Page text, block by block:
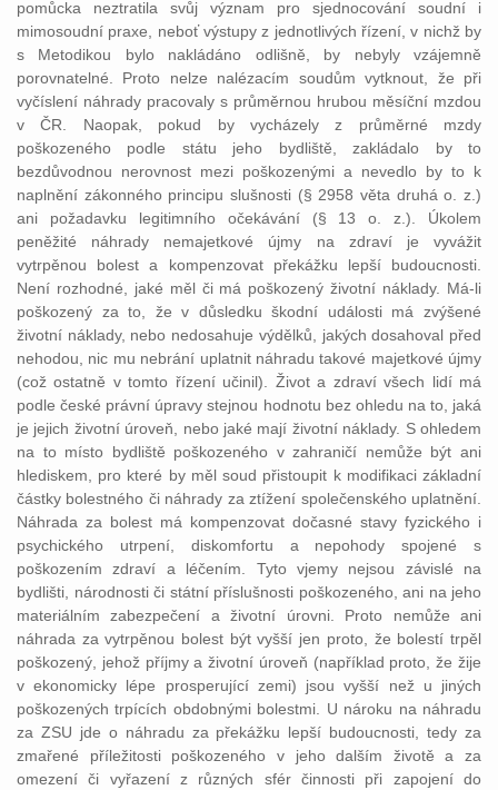
pomůcka neztratila svůj význam pro sjednocování soudní i
mimosoudní praxe, neboť výstupy z jednotlivých řízení, v nichž by
s Metodikou bylo nakládáno odlišně, by nebyly vzájemně
porovnatelné. Proto nelze nalézacím soudům vytknout, že při
vyčíslení náhrady pracovaly s průměrnou hrubou měsíční mzdou
v ČR. Naopak, pokud by vycházely z průměrné mzdy
poškozeného podle státu jeho bydliště, zakládalo by to
bezdůvodnou nerovnost mezi poškozenými a nevedlo by to k
naplnění zákonného principu slušnosti (§ 2958 věta druhá o. z.)
ani požadavku legitimního očekávání (§ 13 o. z.). Úkolem
peněžité náhrady nemajetkové újmy na zdraví je vyvážit
vytrpěnou bolest a kompenzovat překážku lepší budoucnosti.
Není rozhodné, jaké měl či má poškozený životní náklady. Má-li
poškozený za to, že v důsledku škodní události má zvýšené
životní náklady, nebo nedosahuje výdělků, jakých dosahoval před
nehodou, nic mu nebrání uplatnit náhradu takové majetkové újmy
(což ostatně v tomto řízení učinil). Život a zdraví všech lidí má
podle české právní úpravy stejnou hodnotu bez ohledu na to, jaká
je jejich životní úroveň, nebo jaké mají životní náklady. S ohledem
na to místo bydliště poškozeného v zahraničí nemůže být ani
hlediskem, pro které by měl soud přistoupit k modifikaci základní
částky bolestného či náhrady za ztížení společenského uplatnění.
Náhrada za bolest má kompenzovat dočasné stavy fyzického i
psychického utrpení, diskomfortu a nepohody spojené s
poškozením zdraví a léčením. Tyto vjemy nejsou závislé na
bydlišti, národnosti či státní příslušnosti poškozeného, ani na jeho
materiálním zabezpečení a životní úrovni. Proto nemůže ani
náhrada za vytrpěnou bolest být vyšší jen proto, že bolestí trpěl
poškozený, jehož příjmy a životní úroveň (například proto, že žije
v ekonomicky lépe prosperující zemi) jsou vyšší než u jiných
poškozených trpících obdobnými bolestmi. U nároku na náhradu
za ZSU jde o náhradu za překážku lepší budoucnosti, tedy za
zmařené příležitosti poškozeného v jeho dalším životě a za
omezení či vyřazení z různých sfér činnosti při zapojení do